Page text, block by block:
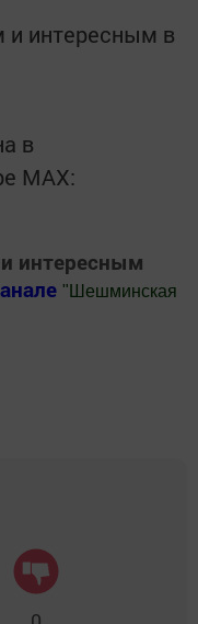
интересным в
в
MАХ:
интересным
" Шешминская